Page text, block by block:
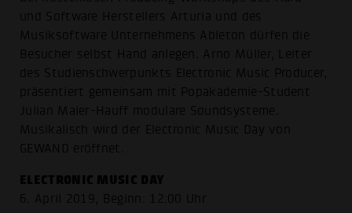
und Software Herstellers Arturia und des
Musiksoftware Unternehmens Ableton dürfen die
Besucher selbst Hand anlegen. Arno Müller, Leiter
des Studienschwerpunkts Electronic Music Producer,
präsentiert gemeinsam mit Popakademie-Student
Julian Maier-Hauff modulare Soundsysteme.
Musikalisch wird der Electronic Music Day von
GEWAND eröffnet.
ELECTRONIC MUSIC DAY
6. April 2019, Beginn: 12:00 Uhr